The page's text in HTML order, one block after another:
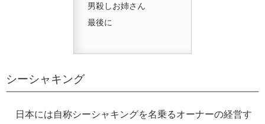
男殺しお姉さん
最後に
シーシャキング
日本には自称シーシャキングを名乗るオーナーの経営す